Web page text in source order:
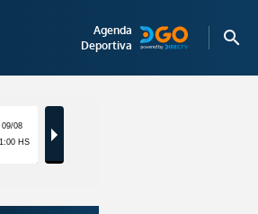
Agenda
Deportiva
search